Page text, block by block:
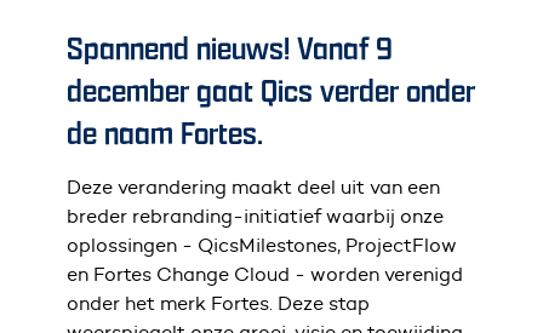
Spannend nieuws! Vanaf 9
december gaat Qics verder onder
de naam Fortes.
Deze verandering maakt deel uit van een
breder rebranding-initiatief waarbij onze
oplossingen - QicsMilestones, ProjectFlow
en Fortes Change Cloud - worden verenigd
onder het merk Fortes. Deze stap